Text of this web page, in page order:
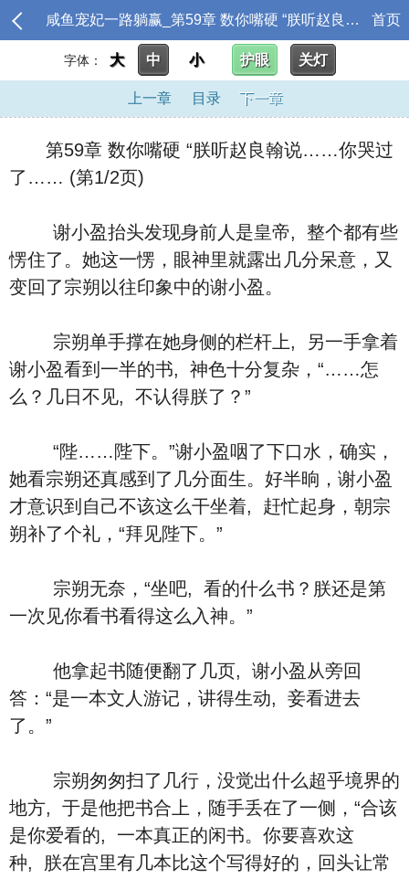
咸鱼宠妃一路躺赢_第59章 数你嘴硬 “朕听赵良翰说……你哭过了…… 首页
字体： 大 中 小 护眼 关灯
上一章 目录 下一章
第59章 数你嘴硬 “朕听赵良翰说……你哭过
了…… (第1/2页)
谢小盈抬头发现身前人是皇帝, 整个都有些
愣住了。她这一愣，眼神里就露出几分呆意，又
变回了宗朔以往印象中的谢小盈。
宗朔单手撑在她身侧的栏杆上, 另一手拿着
谢小盈看到一半的书, 神色十分复杂，“……怎
么？几日不见, 不认得朕了？”
“陛……陛下。”谢小盈咽了下口水，确实，
她看宗朔还真感到了几分面生。好半晌，谢小盈
才意识到自己不该这么干坐着, 赶忙起身，朝宗
朔补了个礼，“拜见陛下。”
宗朔无奈，“坐吧, 看的什么书？朕还是第
一次见你看书看得这么入神。”
他拿起书随便翻了几页, 谢小盈从旁回
答：“是一本文人游记，讲得生动, 妾看进去
了。”
宗朔匆匆扫了几行，没觉出什么超乎境界的
地方, 于是他把书合上，随手丢在了一侧，“合该
是你爱看的, 一本真正的闲书。你要喜欢这
种, 朕在宫里有几本比这个写得好的，回头让常